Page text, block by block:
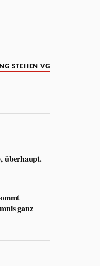
STEHEN VG
überhaupt.
ganz